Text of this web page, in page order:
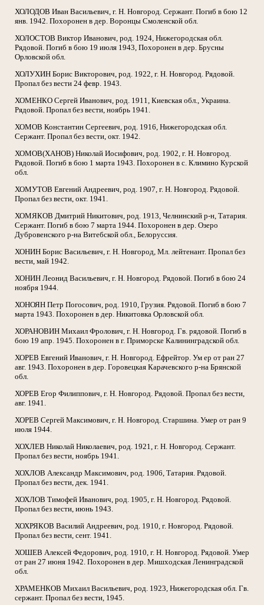
ХОЛОДОВ Иван Васильевич, г. Н. Новгород. Сержант. Погиб в бою 12
янв. 1942. Похоронен в дер. Воронцы Смоленской обл.
ХОЛОСТОВ Виктор Иванович, род. 1924, Нижегородская обл.
Рядовой. Погиб в бою 19 июля 1943, Похоронен в дер. Брусны
Орловской обл.
ХОЛУХИН Борис Викторович, род. 1922, г. Н. Новгород. Рядовой.
Пропал без вести 24 февр. 1943.
ХОМЕНКО Сергей Иванович, род. 1911, Киевская обл., Украина.
Рядовой. Пропал без вести, ноябрь 1941.
ХОМОВ Константин Сергеевич, род. 1916, Нижегородская обл.
Сержант. Пропал без вести, окт. 1942.
ХОМОВ(ХАНОВ) Николай Иосифович, род. 1902, г. Н. Новгород.
Рядовой. Погиб в бою 1 марта 1943. Похоронен в с. Климино Курской
обл.
ХОМУТОВ Евгений Андреевич, род. 1907, г. Н. Новгород. Рядовой.
Пропал без вести, окт. 1941.
ХОМЯКОВ Дмитрий Никитович, род. 1913, Челнинский р-н, Татария.
Сержант. Погиб в бою 7 марта 1944. Похоронен в дер. Озеро
Дубровенского р-на Витебской обл., Белоруссия.
ХОНИН Борис Васильевич, г. Н. Новгород, Мл. лейтенант. Пропал без
вести, май 1942.
ХОНИН Леонид Васильевич, г. Н. Новгород. Рядовой. Погиб в бою 24
ноября 1944.
ХОНОЯН Петр Погосович, род. 1910, Грузия. Рядовой. Погиб в бою 7
марта 1943. Похоронен в дер. Никитовка Орловской обл.
ХОРАНОВИН Михаил Фролович, г. Н. Новгород. Гв. рядовой. Погиб в
бою 19 апр. 1945. Похоронен в г. Приморске Калининградской обл.
ХОРЕВ Евгений Иванович, г. Н. Новгород. Ефрейтор. Ум ер от ран 27
авг. 1943. Похоронен в дер. Горовецкая Карачевского р-на Брянской
обл.
ХОРЕВ Егор Филиппович, г. Н. Новгород. Рядовой. Пропал без вести,
авг. 1941.
ХОРЕВ Сергей Максимович, г. Н. Новгород. Старшина. Умер от ран 9
июля 1944.
ХОХЛЕВ Николай Николаевич, род. 1921, г. Н. Новгород. Сержант.
Пропал без вести, ноябрь 1941.
ХОХЛОВ Александр Максимович, род. 1906, Татария. Рядовой.
Пропал без вести, дек. 1941.
ХОХЛОВ Тимофей Иванович, род. 1905, г. Н. Новгород. Рядовой.
Пропал без вести, июнь 1943.
ХОХРЯКОВ Василий Андреевич, род. 1910, г. Новгород. Рядовой.
Пропал без вести, сент. 1941.
ХОШЕВ Алексей Федорович, род. 1910, г. Н. Новгород. Рядовой. Умер
от ран 27 июня 1942. Похоронен в дер. Мишходская Ленинградской
обл.
ХРАМЕНКОВ Михаил Васильевич, род. 1923, Нижегородская обл. Гв.
сержант. Пропал без вести, 1945.